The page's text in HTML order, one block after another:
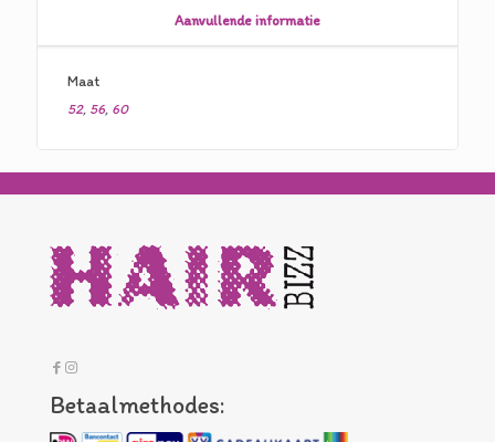
Aanvullende informatie
Maat
52, 56, 60
Betaalmethodes: